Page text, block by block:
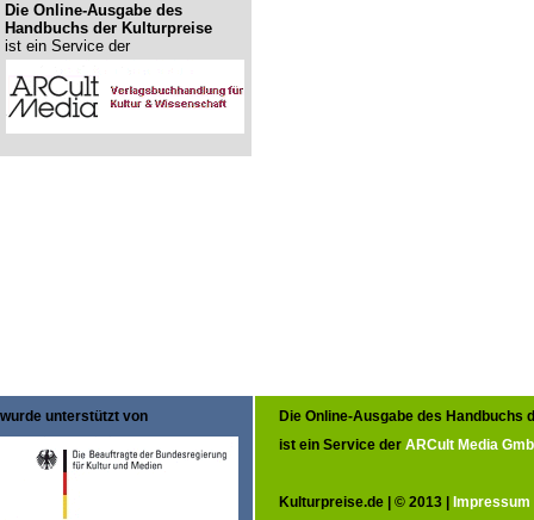
Die Online-Ausgabe des
Handbuchs der Kulturpreise
ist ein Service der
wurde unterstützt von
Die Online-Ausgabe des Handbuchs
ist ein Service der ARCult Media
Kulturpreise.de | © 2013 | Impressum